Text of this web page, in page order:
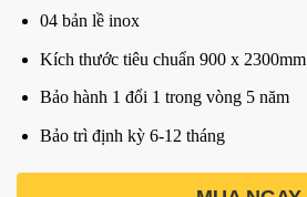
04 bản lề inox
Kích thước tiêu chuẩn 900 x 2300mm
Bảo hành 1 đổi 1 trong vòng 5 năm
Bảo trì định kỳ 6-12 tháng